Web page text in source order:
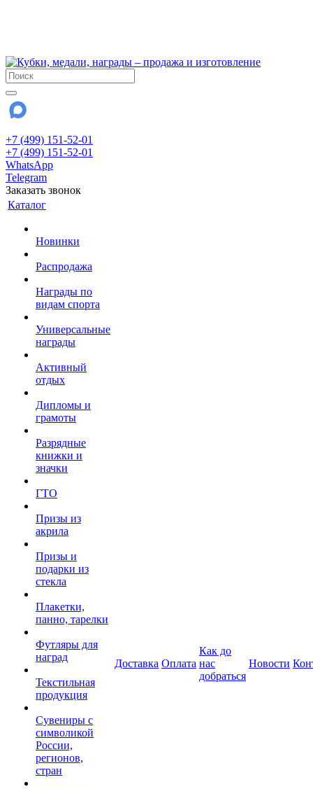
+7 (499) 151-52-01
+7 (499) 151-52-01
WhatsApp
Telegram
Заказать звонок
Каталог
Новинки
Распродажа
Награды по
видам спорта
Универсальные
награды
Активный
отдых
Дипломы и
грамоты
Разрядные
книжки и
значки
ГТО
Призы из
акрила
Призы и
подарки из
стекла
Плакетки,
панно, тарелки
Футляры для
наград
Текстильная
продукция
Сувениры с
символикой
России,
регионов,
стран
Доставка Оплата
Как до
нас
добраться
Новости